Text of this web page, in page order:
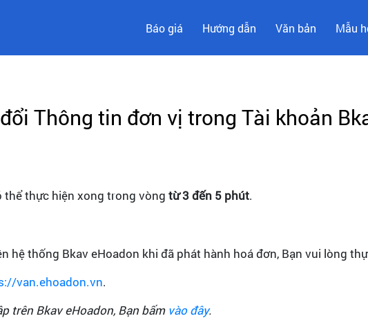
Báo giá Hướng dẫn Văn bản Mẫu
Thông tin đơn vị trong Tài khoản
thể thực hiện xong trong vòng từ 3 đến 5 phút.
hệ thống Bkav eHoadon khi đã phát hành hoá đơn, Bạn vui lòng
van.ehoadon.vn.
trên Bkav eHoadon, Bạn bấm vào đây.